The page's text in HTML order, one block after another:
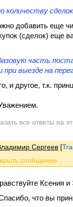
количеству
добавить еще
(сделок) еще
часть
при выезде на
и другое, т.к.
все ответы на
Сергеев [
Ксения
что вы